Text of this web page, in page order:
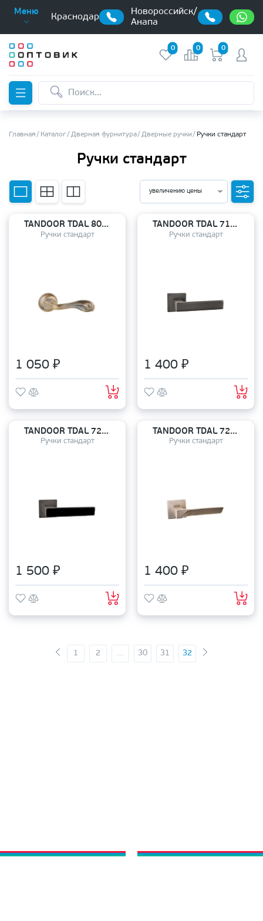
Меню
Краснодар
Новороссийск/
Анапа
0 0 0
Главная Каталог Дверная фурнитура Дверные ручки Ручки стандарт
Ручки стандарт
увеличению цены
TANDOOR TDAL 805-08 AB
Ручки стандарт
1 050 ₽
TANDOOR TDAL 719-03 slim GRF
Ручки стандарт
1 400 ₽
TANDOOR TDAL 720-03 slim GRF+BLACK
Ручки стандарт
1 500 ₽
TANDOOR TDAL 721-03 slim MSN
Ручки стандарт
1 400 ₽
1 2 ... 30 31 32